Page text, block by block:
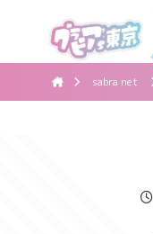
sabra net